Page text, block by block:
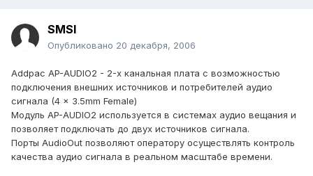
SMSI
Опубликовано 20 декабря, 2006
Addpac AP-AUDIO2 - 2-х канальная плата с возможностью
подключения внешних источников и потребителей аудио
сигнала (4 × 3.5mm Female)
Модуль AP-AUDIO2 используется в системах аудио вещания и
позволяет подключать до двух источников сигнала.
Порты AudioOut позволяют оператору осуществлять контроль
качества аудио сигнала в реальном масштабе времени.